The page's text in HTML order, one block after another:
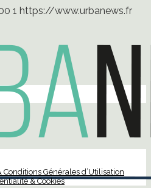
1 https://www.urbanews.fr
Conditions Générales d’Utilisation
& Cookies